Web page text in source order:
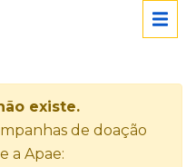
existe.
de doação
a Apae: